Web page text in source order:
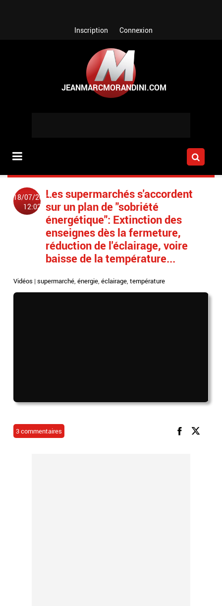
Inscription Connexion
18/07/2022
12:02
Les supermarchés s'accordent
sur un plan de "sobriété
énergétique": Extinction des
enseignes dès la fermeture,
réduction de l'éclairage, voire
baisse de la température...
Vidéos |supermarché,énergie,éclairage,température
3 commentaires